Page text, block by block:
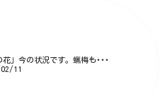
花」今の状況です。蝋梅も･･･
11